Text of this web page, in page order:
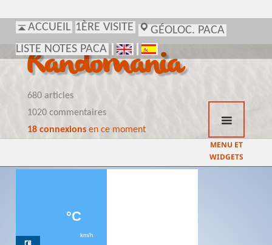
ACCUEIL 1ÈRE VISITE
GÉOLOC. PACA
LISTE NOTES PACA
Randomania
680 articles
1020 commentaires
18 connexionsen ce moment
MENU ET
WIDGETS